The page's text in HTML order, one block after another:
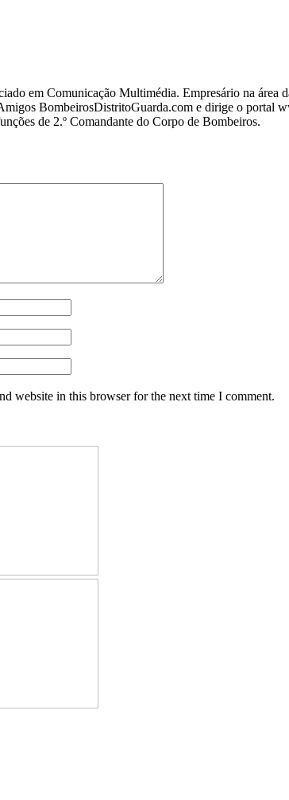
em Comunicação Multimédia. Empresário na
BombeirosDistritoGuarda.com e dirige o portal
de 2.º Comandante do Corpo de Bombeiros.
website in this browser for the next time I comment.